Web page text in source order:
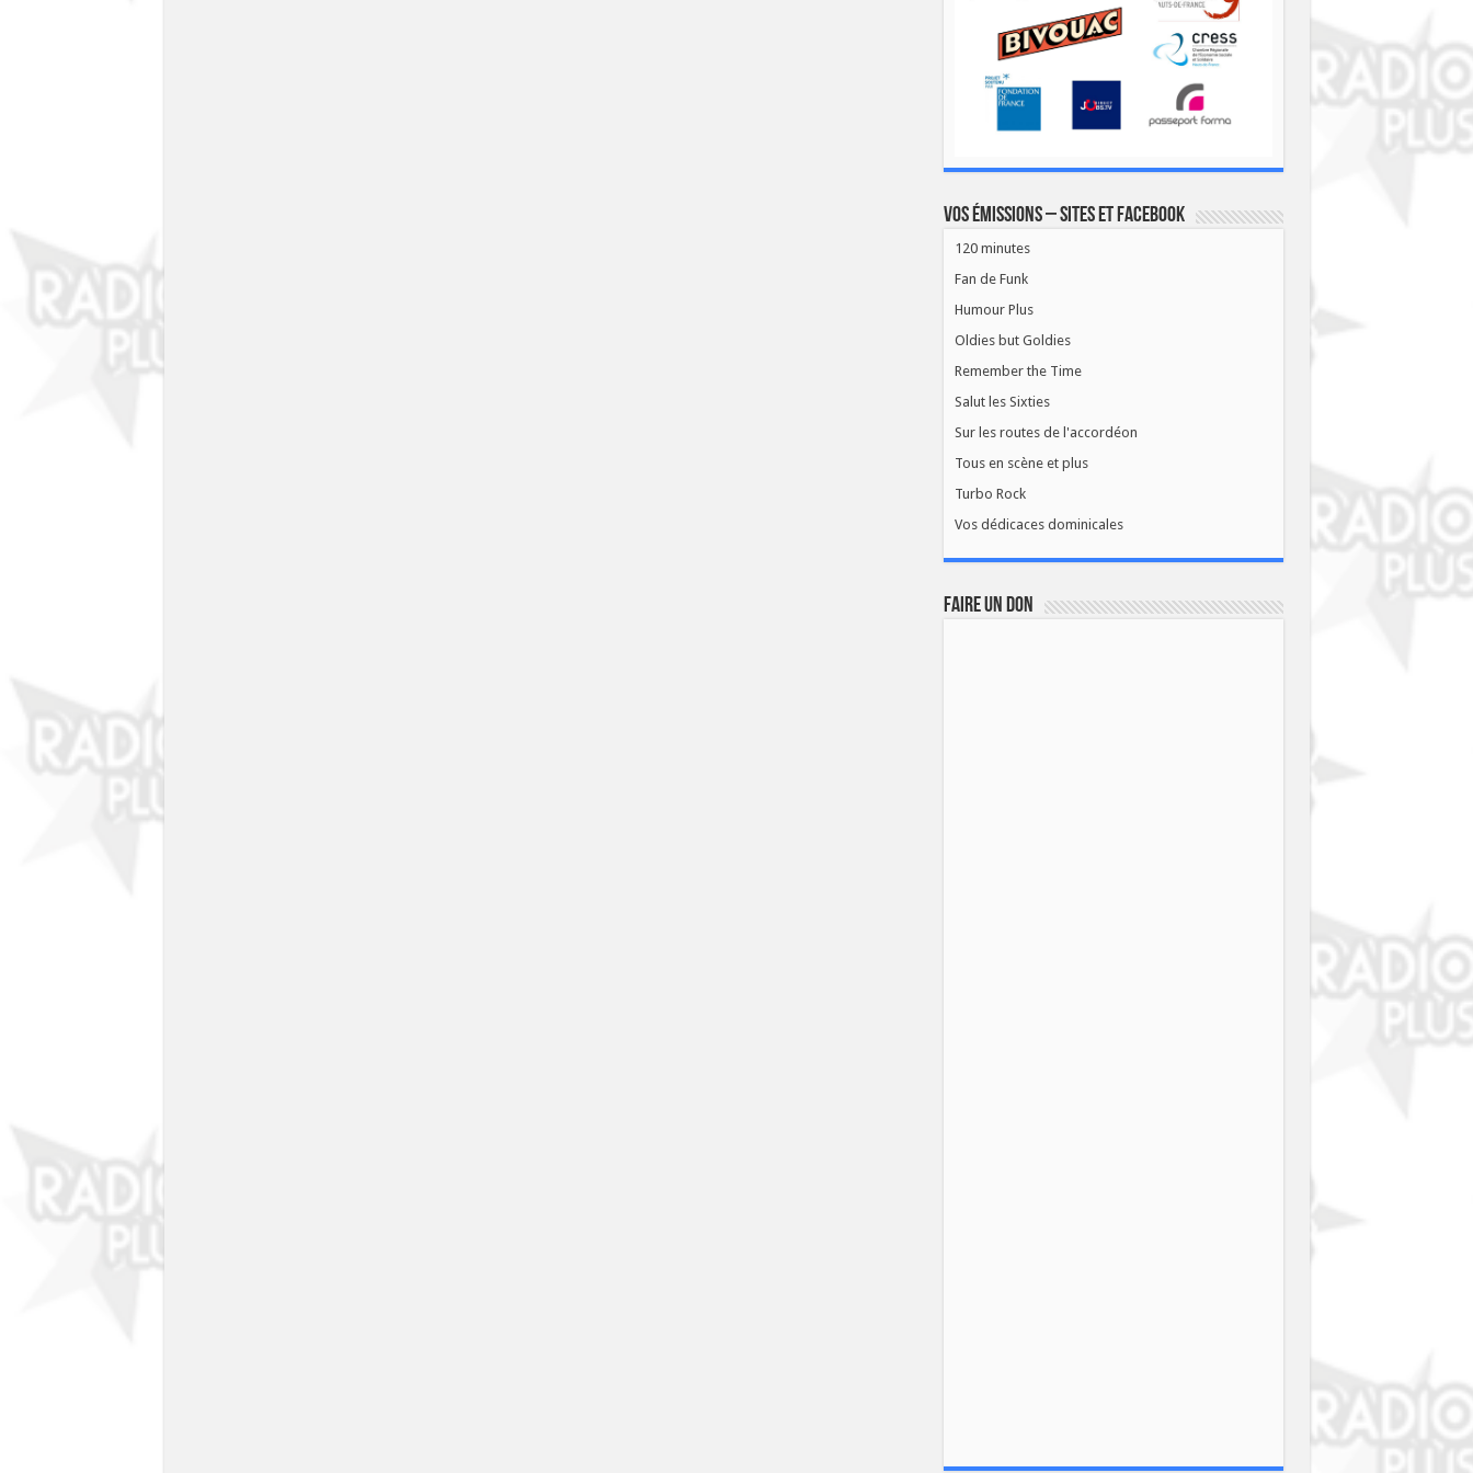
Vos émissions – Sites et Facebook
120 minutes
Fan de Funk
Humour Plus
Oldies but Goldies
Remember the Time
Salut les Sixties
Sur les routes de l'accordéon
Tous en scène et plus
Turbo Rock
Vos dédicaces dominicales
FAIRE UN DON